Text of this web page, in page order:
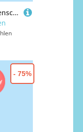
Malen nach Zahlen - Piratenschiff, mit Rahmen
- 75%